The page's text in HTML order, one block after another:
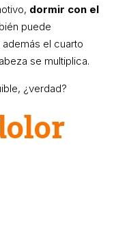
dormir con el
puede
el cuarto
se multiplica.
¿verdad?